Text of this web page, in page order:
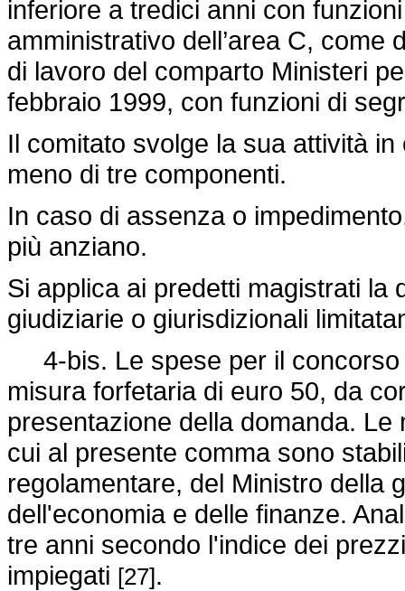
inferiore a tredici anni con
amministrativo dell’area C, come
di lavoro del comparto Ministeri
febbraio 1999, con funzioni di
Il comitato svolge la sua attività
meno di tre componenti.
In caso di assenza o
più anziano.
Si applica ai predetti magistrati la
giudiziarie o giurisdizionali
4-bis. Le spese per il concorso
misura forfetaria di euro 50, da
presentazione della domanda.
cui al presente comma sono
regolamentare, del Ministro della
dell'economia e delle finanze.
tre anni secondo l'indice dei
impiegati [27].